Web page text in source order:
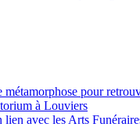
pour
à Louviers
lien avec les Arts